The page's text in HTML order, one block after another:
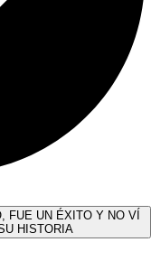
FUE UN ÉXITO Y NO VÍ
HISTORIA